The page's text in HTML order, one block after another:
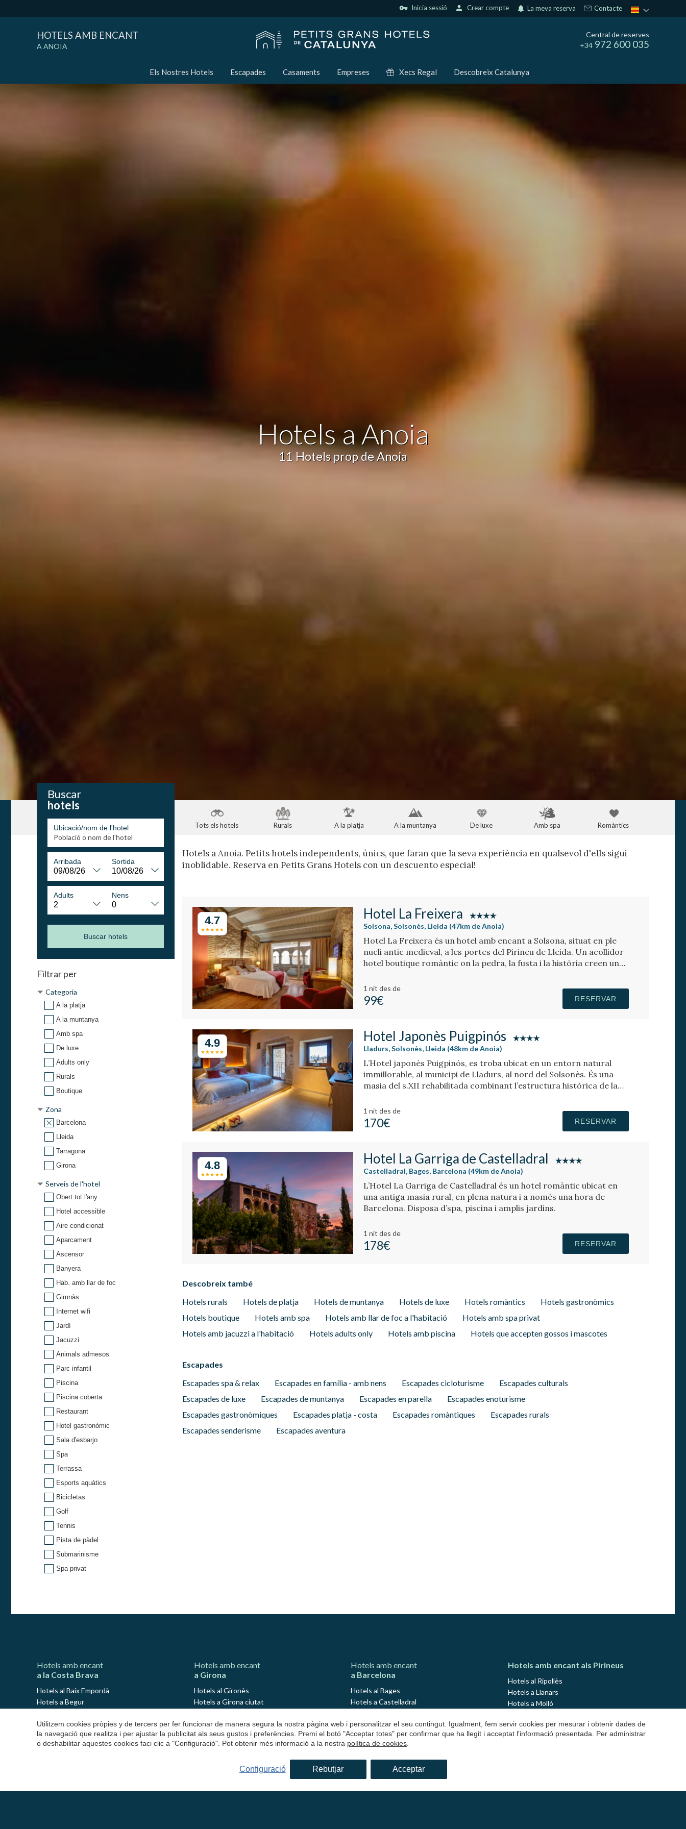
vpn_key Inicia sessió person Crear compte notifications La meva reserva Contacte
HOTELS AMB ENCANT
A ANOIA
Central de reserves
+34 972 600 035
Els Nostres Hotels Escapades Casaments Empreses Xecs Regal Descobreix Catalunya
Hotels a Anoia
11 Hotels prop de Anoia
Tots els hotels Rurals A la platja A la muntanya De luxe Amb spa Romàntics
Buscar
hotels
Ubicació/nom de l'hotel
Arribada Sortida
Adults Nens
Buscar hotels
Filtrar per
Categoria
A la platja
A la muntanya
Amb spa
De luxe
Adults only
Rurals
Boutique
Zona
Barcelona
Lleida
Tarragona
Girona
Serveis de l'hotel
Obert tot l'any
Hotel accessible
Aire condicionat
Aparcament
Ascensor
Banyera
Hab. amb llar de foc
Gimnàs
Internet wifi
Jardí
Jacuzzi
Animals admesos
Parc infantil
Piscina
Piscina coberta
Restaurant
Hotel gastronòmic
Sala d'esbarjo
Spa
Terrassa
Esports aquàtics
Bicicletas
Golf
Tennis
Pista de pàdel
Submarinisme
Spa privat
Hotels a Anoia. Petits hotels independents, únics, que faran que la seva experiència en qualsevol d'ells sigui
inoblidable. Reserva en Petits Grans Hotels con un descuento especial!
4.7 Hotel La Freixera
Solsona, Solsonès, Lleida (47km de Anoia)
Hotel La Freixera és un hotel amb encant a Solsona, situat en ple
nucli antic medieval, a les portes del Pirineu de Lleida. Un acollidor
hotel boutique romàntic on la pedra, la fusta i la història creen una
foc.
1 nit des de
99€ RESERVAR
4.9 Hotel Japonès Puigpinós
Lladurs, Solsonès, Lleida (48km de Anoia)
L’Hotel japonès Puigpinós, es troba ubicat en un entorn natural
immillorable, al municipi de Lladurs, al nord del Solsonès. És una
masia del s.XII rehabilitada combinant l’estructura històrica de la
japonès.
1 nit des de
170€ RESERVAR
4.8 Hotel La Garriga de Castelladral
Castelladral, Bages, Barcelona (49km de Anoia)
L’Hotel La Garriga de Castelladral és un hotel romàntic ubicat en
una antiga masia rural, en plena natura i a només una hora de
Barcelona. Disposa d’spa, piscina i amplis jardins.
1 nit des de
178€ RESERVAR
Descobreix també
Hotels rurals
Hotels de platja Hotels de muntanya Hotels de luxe Hotels romàntics
Hotels gastronòmics
Hotels boutique
Hotels amb spa Hotels amb llar de foc a l'habitació
Hotels amb spa privat
Hotels amb jacuzzi a l'habitació
Hotels adults only Hotels amb piscina Hotels que accepten gossos i mascotes
Escapades
Escapades spa & relax
Escapades en família - amb nens Escapades cicloturisme
Escapades culturals
Escapades de luxe
Escapades de muntanya Escapades en parella
Escapades enoturisme
Escapades gastronòmiques
Escapades platja - costa Escapades romàntiques
Escapades rurals
Escapades senderisme
Escapades aventura
Hotels amb encant
a la Costa Brava
Hotels al Baix Empordà
Hotels a Begur
Hotels a Llafranc
Hotels a Platja d'Aro
Hotels a Palamós
Hotels a Sant Antoni de Calonge
Hotels amb encant
a Girona
Hotels al Gironès
Hotels a Girona ciutat
Hotels a Cantallops
Hotels a Madremanya
Hotels a Maçanet de Cabrenys
Hotels a Lloret de Mar
Hotels a San Julián de Ramis
Hotels amb encant
a Barcelona
Hotels al Bages
Hotels a Castelladral
Hotels al Barcelonès
Hotels al Maresme
Hotels a Arenys de Mar
Hotels a Osona
Hotels a Sant Julià de Vilatorta
Hotels al Vallès Occidental
Hotels a Valldoreix
Hotels amb encant als Pirineus
Hotels al Ripollès
Hotels a Llanars
Hotels a Molló
Hotels a Setcases
Hotels a Sant Joan de les Abadesses
Hotels al Pallars Sobirà
Utilitzem cookies pròpies y de tercers per fer funcionar de manera segura la nostra pàgina web i personalitzar el seu contingut. Igualment, fem servir cookies per mesurar i obtenir dades de
la navegació que realitza i per ajustar la publicitat als seus gustos i preferències. Premi el botó "Acceptar totes" per confirmar que ha llegit i acceptat l'informació presentada. Per administrar
o deshabilitar aquestes cookies faci clic a "Configuració". Pot obtenir més informació a la nostra política de cookies
Configuració Rebutjar Acceptar
de l'activitat del web per a l'elaboració de perfils de navegació dels usuaris per
introduir millores en funció de l'anàlisi de les dades d'ús que fan els usuaris del servei.
Permeten desar la informació de preferència de l'usuari per millorar la qualitat dels
nostres serveis i oferir una millor experiència a través de productes recomanats.